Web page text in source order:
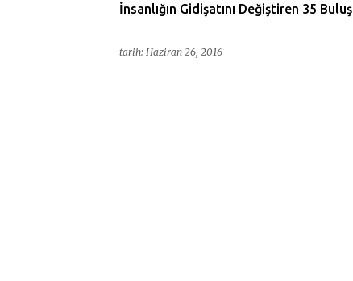
İnsanlığın Gidişatını Değiştiren 35 Buluş
tarih: Haziran 26, 2016